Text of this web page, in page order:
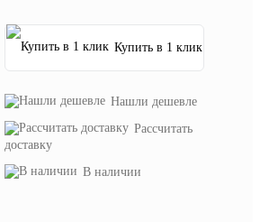
Купить в 1 клик
Нашли дешевле
Рассчитать
доставку
В наличии